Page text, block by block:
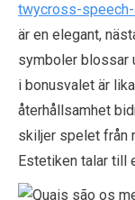
twycross-
är en elegant,
symboler blossar
i bonusvalet är
återhållsamhet
skiljer spelet från
Estetiken talar till